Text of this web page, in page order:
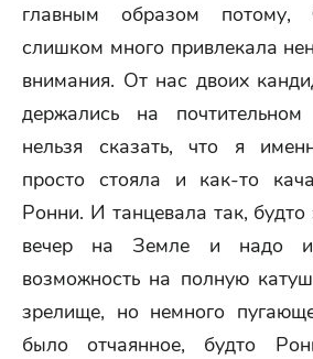
главным образом
слишком много привлекала
внимания. От нас двоих
держались на
нельзя сказать, что я
просто стояла и как-то
Ронни. И танцевала так, будто
вечер на Земле и надо
возможность на полную
зрелище, но немного
было отчаянное, будто